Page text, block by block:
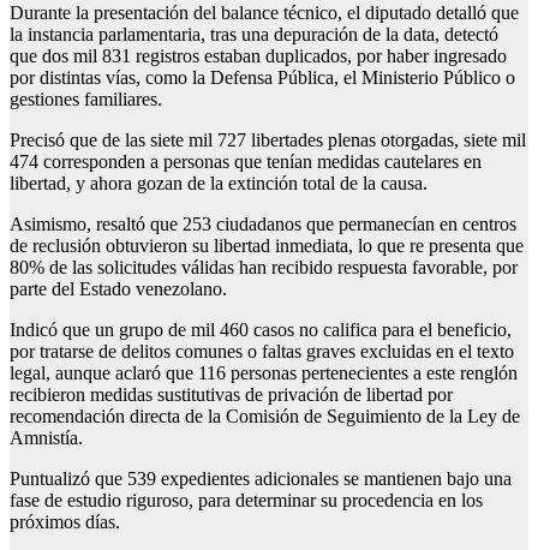
Durante la presentación del balance técnico, el diputado detalló que
la instancia parlamentaria, tras una depuración de la data, detectó
que dos mil 831 registros estaban duplicados, por haber ingresado
por distintas vías, como la Defensa Pública, el Ministerio Público o
gestiones familiares.
Precisó que de las siete mil 727 libertades plenas otorgadas, siete mil
474 corresponden a personas que tenían medidas cautelares en
libertad, y ahora gozan de la extinción total de la causa.
Asimismo, resaltó que 253 ciudadanos que permanecían en centros
de reclusión obtuvieron su libertad inmediata, lo que re presenta que
80% de las solicitudes válidas han recibido respuesta favorable, por
parte del Estado venezolano.
Indicó que un grupo de mil 460 casos no califica para el beneficio,
por tratarse de delitos comunes o faltas graves excluidas en el texto
legal, aunque aclaró que 116 personas pertenecientes a este renglón
recibieron medidas sustitutivas de privación de libertad por
recomendación directa de la Comisión de Seguimiento de la Ley de
Amnistía.
Puntualizó que 539 expedientes adicionales se mantienen bajo una
fase de estudio riguroso, para determinar su procedencia en los
próximos días.